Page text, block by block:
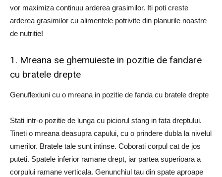
vor maximiza continuu arderea grasimilor. Iti poti creste
arderea grasimilor cu alimentele potrivite din planurile noastre
de nutritie!
1. Mreana se ghemuieste in pozitie de fandare
cu bratele drepte
Genuflexiuni cu o mreana in pozitie de fanda cu bratele drepte
Stati intr-o pozitie de lunga cu piciorul stang in fata dreptului.
Tineti o mreana deasupra capului, cu o prindere dubla la nivelul
umerilor. Bratele tale sunt intinse. Coborati corpul cat de jos
puteti. Spatele inferior ramane drept, iar partea superioara a
corpului ramane verticala. Genunchiul tau din spate aproape